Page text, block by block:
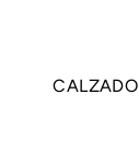
CALZADO